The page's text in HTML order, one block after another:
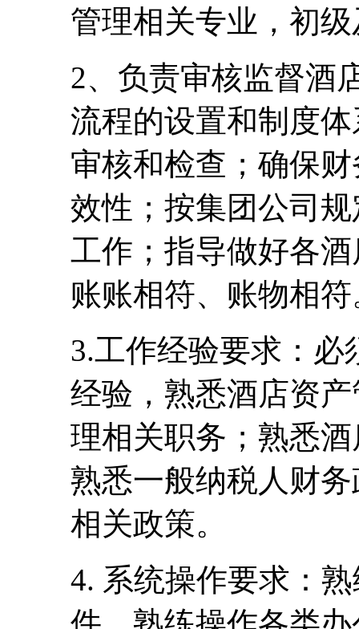
管理相关专业，初
2、负责审核监督酒
流程的设置和制度
审核和检查；确保
效性；按集团公司
工作；指导做好各
账账相符、账物相符
3.工作经验要求：必
经验，熟悉酒店资
理相关职务；熟悉
熟悉一般纳税人财
相关政策。
4. 系统操作要求：